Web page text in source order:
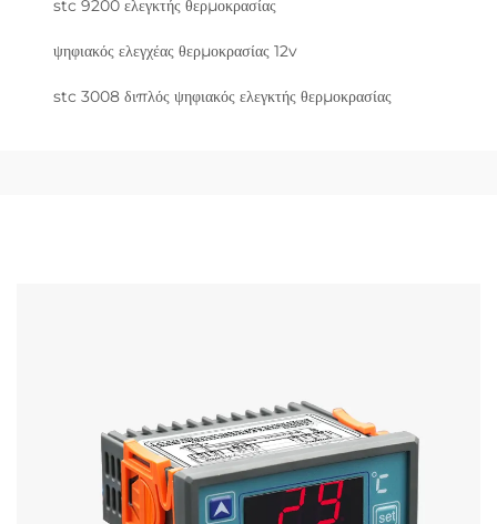
stc 9200 ελεγκτής θερμοκρασίας
ψηφιακός ελεγχέας θερμοκρασίας 12v
stc 3008 διπλός ψηφιακός ελεγκτής θερμοκρασίας